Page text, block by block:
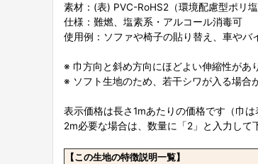
素材：(表) PVC-RoHS2（環境配慮型ポリ
仕様：難燃、塩素系・アルコール消毒可
使用例：ソファや椅子の貼り替え、車やバ
※ 巾方向と斜め方向にほどよい伸縮性があ
※ ソフト生地のため、若干シワが入る場合
表示価格は長さ1mあたりの価格です（巾は
2m必要な場合は、数量に「2」と入力し
【この生地の特徴説明一覧】